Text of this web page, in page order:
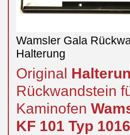
Wamsler Gala
Halterung
Original
Rückwandstein
Kaminofen
KF 101 Typ